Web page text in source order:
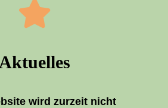
wird zur­zeit nicht